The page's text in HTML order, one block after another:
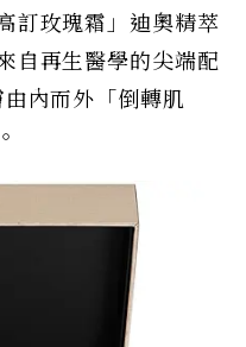
訂玫瑰霜」迪奧精萃
自再生醫學的尖端配
內而外「倒轉肌